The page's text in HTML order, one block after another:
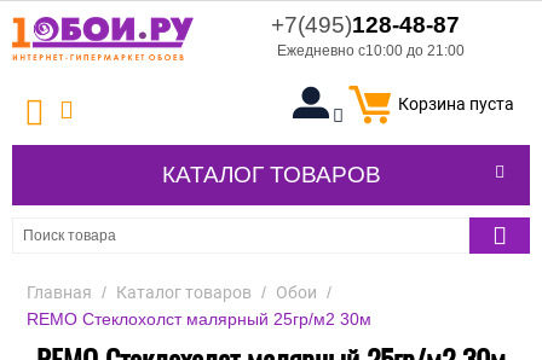
+7(495)128-48-87
Ежедневно с10:00 до 21:00
Корзина пуста
КАТАЛОГ ТОВАРОВ
Главная / Каталог товаров / Обои /
REMO Стеклохолст малярный 25гр/м2 30м